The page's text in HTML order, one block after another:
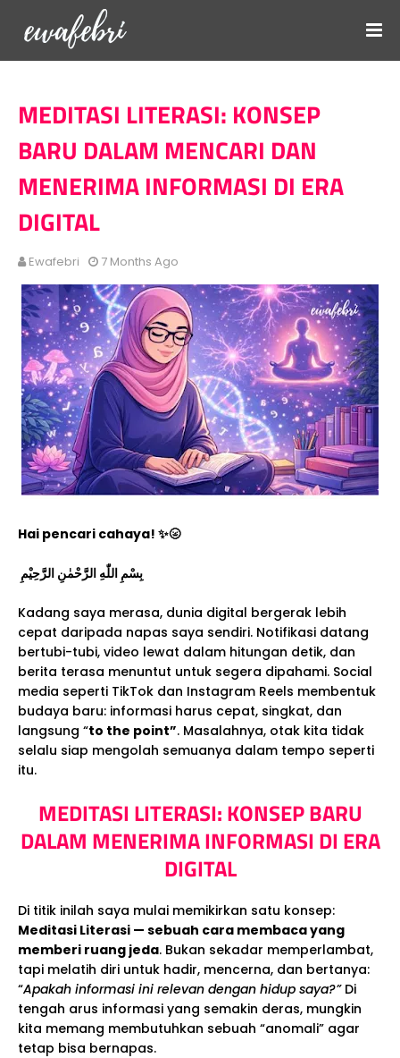
MEDITASI LITERASI: KONSEP
BARU DALAM MENCARI DAN
MENERIMA INFORMASI DI ERA
DIGITAL
Ewafebri 7 Months Ago
Hai pencari cahaya! ✨🌝
بِسْمِ اللّٰهِ الرَّحْمٰنِ الرَّحِيْمِ
Kadang saya merasa, dunia digital bergerak lebih
cepat daripada napas saya sendiri. Notifikasi datang
bertubi-tubi, video lewat dalam hitungan detik, dan
berita terasa menuntut untuk segera dipahami. Social
media seperti TikTok dan Instagram Reels membentuk
budaya baru: informasi harus cepat, singkat, dan
langsung “to the point”. Masalahnya, otak kita tidak
selalu siap mengolah semuanya dalam tempo seperti
itu.
MEDITASI LITERASI: KONSEP BARU
DALAM MENERIMA INFORMASI DI ERA
DIGITAL
Di titik inilah saya mulai memikirkan satu konsep:
Meditasi Literasi — sebuah cara membaca yang
memberi ruang jeda. Bukan sekadar memperlambat,
tapi melatih diri untuk hadir, mencerna, dan bertanya:
“Apakah informasi ini relevan dengan hidup saya?”Di
tengah arus informasi yang semakin deras, mungkin
kita memang membutuhkan sebuah “anomali” agar
tetap bisa bernapas.